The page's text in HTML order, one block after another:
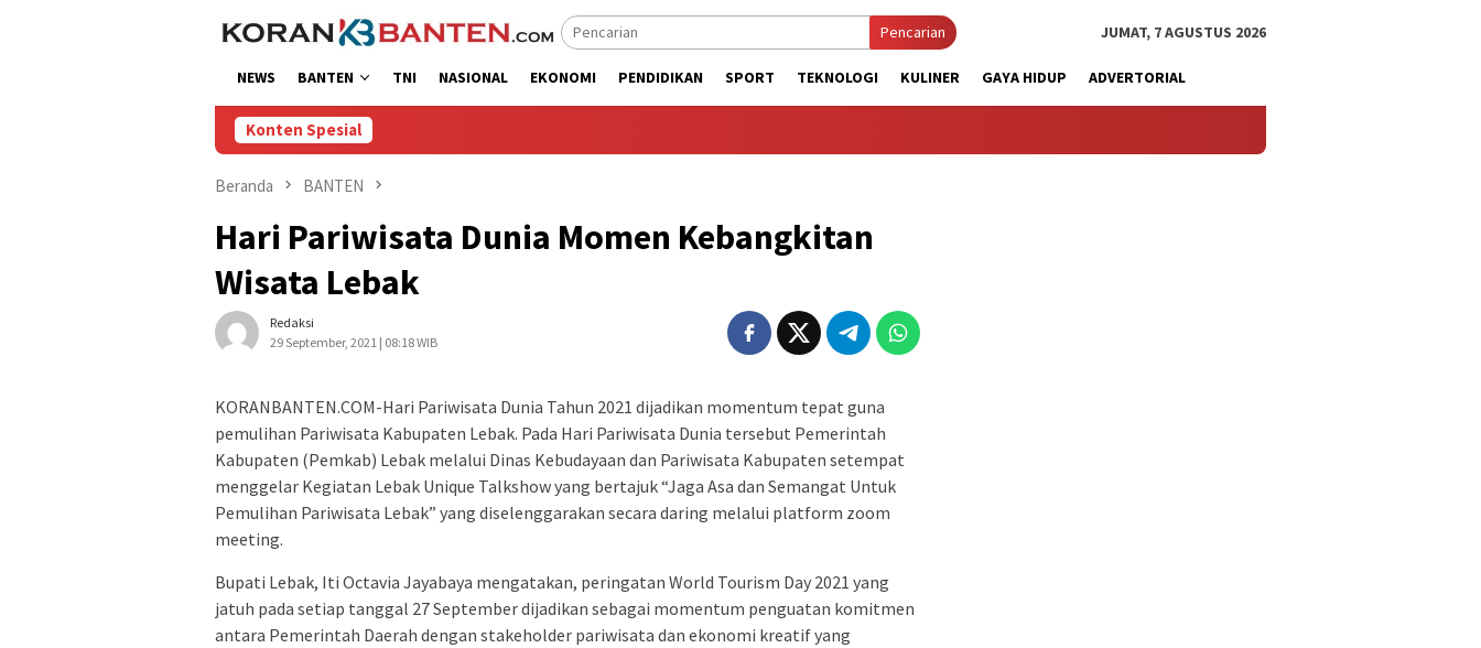
Pencarian JUMAT, 7 AGUSTUS 2026
NEWS BANTEN TNI NASIONAL EKONOMI PENDIDIKAN SPORT TEKNOLOGI KULINER GAYA HIDUP ADVERTORIAL
Konten Spesial
Beranda BANTEN
Hari Pariwisata Dunia Momen Kebangkitan
Wisata Lebak
Redaksi
29 September, 2021 | 08:18 WIB
KORANBANTEN.COM-Hari Pariwisata Dunia Tahun 2021 dijadikan momentum tepat guna
pemulihan Pariwisata Kabupaten Lebak. Pada Hari Pariwisata Dunia tersebut Pemerintah
Kabupaten (Pemkab) Lebak melalui Dinas Kebudayaan dan Pariwisata Kabupaten setempat
menggelar Kegiatan Lebak Unique Talkshow yang bertajuk “Jaga Asa dan Semangat Untuk
Pemulihan Pariwisata Lebak” yang diselenggarakan secara daring melalui platform zoom
meeting.
Bupati Lebak, Iti Octavia Jayabaya mengatakan, peringatan World Tourism Day 2021 yang
jatuh pada setiap tanggal 27 September dijadikan sebagai momentum penguatan komitmen
antara Pemerintah Daerah dengan stakeholder pariwisata dan ekonomi kreatif yang